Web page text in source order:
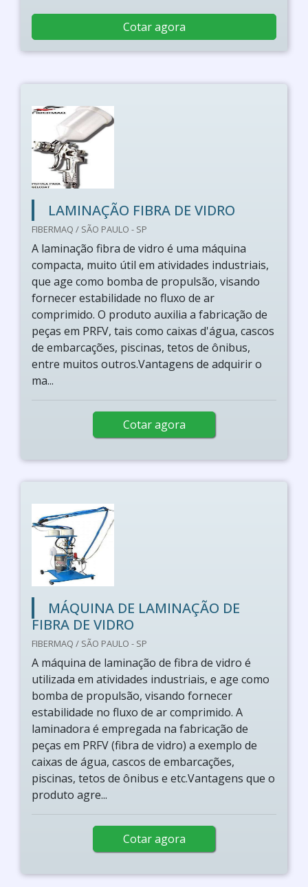
Cotar agora
LAMINAÇÃO FIBRA DE VIDRO
FIBERMAQ / SÃO PAULO - SP
A laminação fibra de vidro é uma máquina
compacta, muito útil em atividades industriais,
que age como bomba de propulsão, visando
fornecer estabilidade no fluxo de ar
comprimido. O produto auxilia a fabricação de
peças em PRFV, tais como caixas d'água, cascos
de embarcações, piscinas, tetos de ônibus,
entre muitos outros.Vantagens de adquirir o
ma...
Cotar agora
MÁQUINA DE LAMINAÇÃO DE
FIBRA DE VIDRO
FIBERMAQ / SÃO PAULO - SP
A máquina de laminação de fibra de vidro é
utilizada em atividades industriais, e age como
bomba de propulsão, visando fornecer
estabilidade no fluxo de ar comprimido. A
laminadora é empregada na fabricação de
peças em PRFV (fibra de vidro) a exemplo de
caixas de água, cascos de embarcações,
piscinas, tetos de ônibus e etc.Vantagens que o
produto agre...
Cotar agora